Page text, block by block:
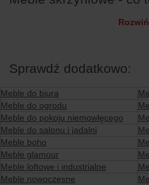
Rozwiń
Sprawdź dodatkowo:
Meble do biura
Meble do ogrodu
Meble do pokoju niemowlęcego
Meble do salonu i jadalni
Meble boho
Meble glamour
Meble loftowe i industrialne
Meble nowoczesne